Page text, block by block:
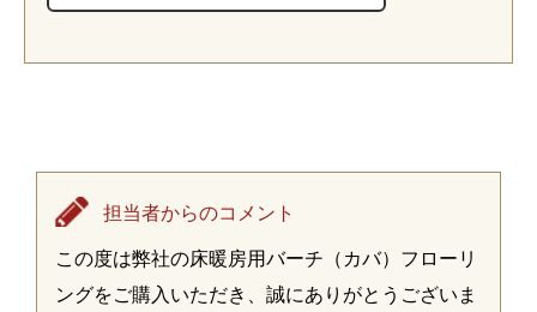
担当者からのコメント
この度は弊社の床暖房用バーチ（カバ）フローリ
ングをご購入いただき、誠にありがとうございま